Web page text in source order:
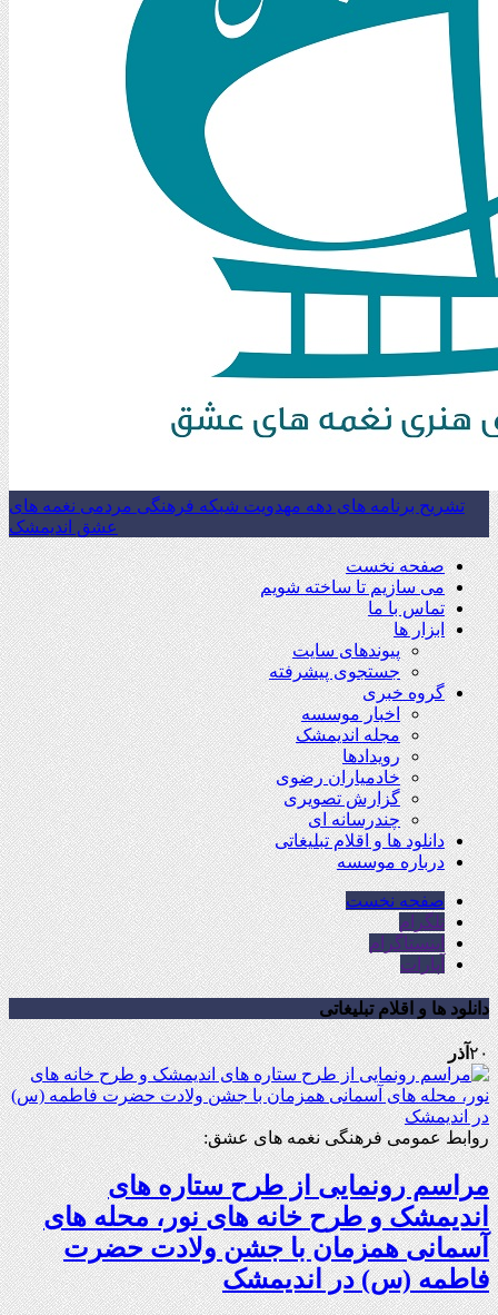
تشریح برنامه های دهه مهدویت شبکه فرهنگی مردمی نغمه های
عشق اندیمشک
صفحه نخست
می سازیم تا ساخته شویم
تماس با ما
ابزار ها
پیوندهای سایت
جستجوی پیشرفته
گروه خبری
اخبار موسسه
مجله اندیمشک
رویدادها
خادمیاران رضوی
گزارش تصویری
چندرسانه ای
دانلود ها و اقلام تبلیغاتی
درباره موسسه
صفحه نخست
تلگرام
اینستاگرام
آپارات
دانلود ها و اقلام تبلیغاتی
۲۰آذر
روابط عمومی فرهنگی نغمه های عشق:
مراسم رونمایی از طرح ستاره های
اندیمشک و طرح خانه های نور، محله های
آسمانی همزمان با جشن ولادت حضرت
فاطمه (س) در اندیمشک